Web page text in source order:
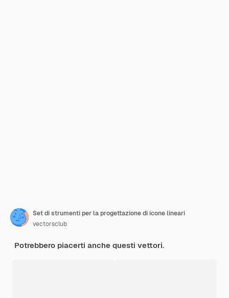
Set di strumenti per la progettazione di icone lineari
vectorsclub
Potrebbero piacerti anche questi vettori.